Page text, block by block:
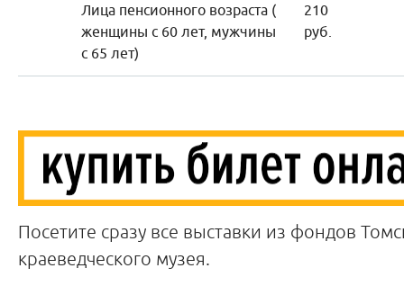
Лица пенсионного возраста (
женщины с 60 лет, мужчины
с 65 лет)
210
руб.
Посетите сразу все выставки из фондов
краеведческого музея.